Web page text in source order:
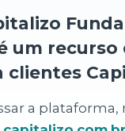
um recurso
clientes
a plataforma,